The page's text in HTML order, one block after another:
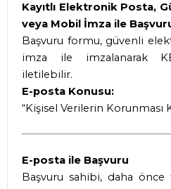
Kayıtlı Elektronik Posta,
veya Mobil İmza ile
Başvuru formu, güvenli
imza ile imzalanarak
iletilebilir.
E-posta Konusu:
“Kişisel Verilerin Korunması
E-posta ile Başvuru
Başvuru sahibi, daha